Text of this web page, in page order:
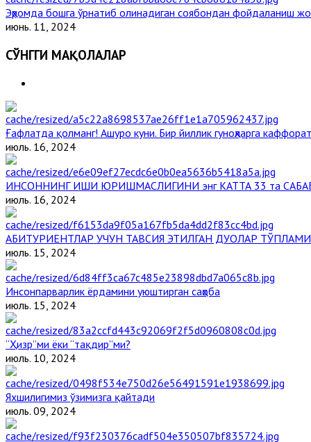
Эҳромда бошга ўрнатиб олинадиган соябондан фойдаланиш
июнь. 11, 2024
СЎНГГИ МАҚОЛАЛАР
Ғафлатда қолманг! Ашуро куни. Бир йиллик гуноҳларга
июль. 16, 2024
ИНСОННИНГ ИШИ ЮРИШМАСЛИГИНИ энг КАТТА 33 та
июль. 16, 2024
АБИТУРИЕНТЛАР УЧУН ТАВСИЯ ЭТИЛГАН ДУОЛАР ТЎПЛАМИ
июль. 15, 2024
Инсонпарварлик ёрдамини уюштирган саҳоба
июль. 15, 2024
“Ҳизр”ми ёки “тақдир”ми?
июль. 10, 2024
Яхшилигимиз ўзимизга қайтади
июль. 09, 2024